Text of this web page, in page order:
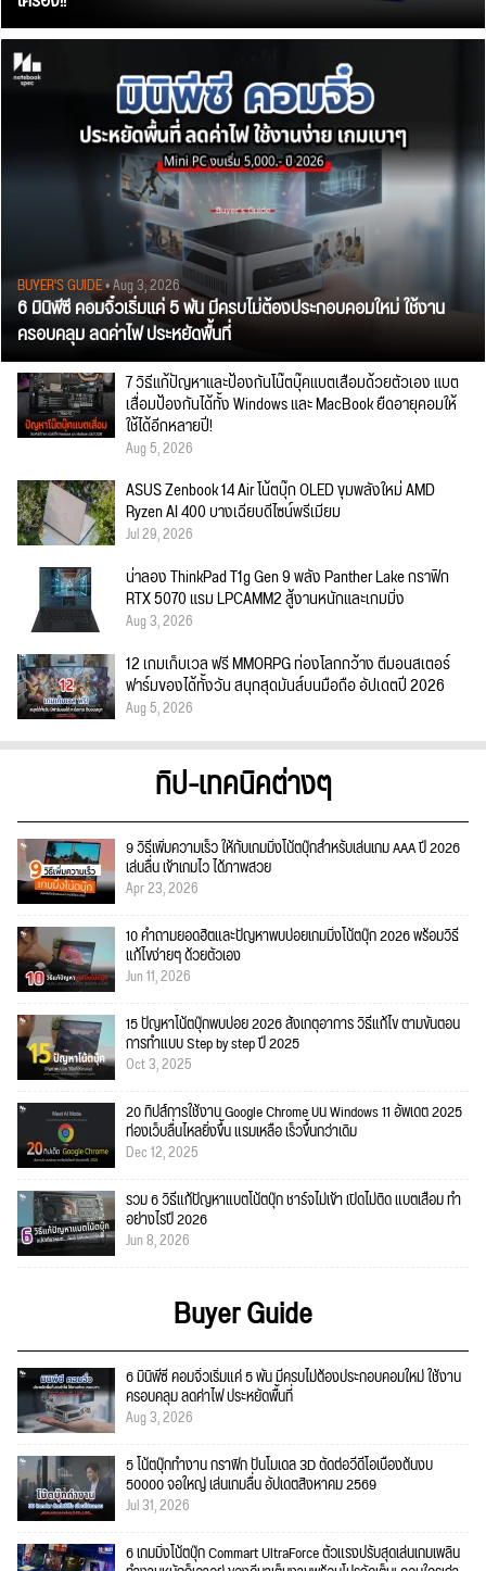
BUYER'S GUIDE• Aug 3, 2026
6 มินิพีซี คอมจิ๋วเริ่มแค่ 5 พัน มีครบไม่ต้องประกอบคอมใหม่ ใช้งาน
ครอบคลุม ลดค่าไฟ ประหยัดพื้นที่
7 วิธีแก้ปัญหาและป้องกันโน๊ตบุ๊คแบตเสื่อมด้วยตัวเอง แบต
เสื่อมป้องกันได้ทั้ง Windows และ MacBook ยืดอายุคอมให้
ใช้ได้อีกหลายปี!
Aug 5, 2026
ASUS Zenbook 14 Air โน้ตบุ๊ก OLED ขุมพลังใหม่ AMD
Ryzen AI 400 บางเฉียบดีไซน์พรีเมียม
Jul 29, 2026
น่าลอง ThinkPad T1g Gen 9 พลัง Panther Lake กราฟิก
RTX 5070 แรม LPCAMM2 สู้งานหนักและเกมมิ่ง
Aug 3, 2026
12 เกมเก็บเวล ฟรี MMORPG ท่องโลกกว้าง ตีมอนสเตอร์
ฟาร์มของได้ทั้งวัน สนุกสุดมันส์บนมือถือ อัปเดตปี 2026
Aug 5, 2026
ทิป-เทคนิคต่างๆ
9 วิธีเพิ่มความเร็ว ให้กับเกมมิ่งโน้ตบุ๊กสำหรับเล่นเกม AAA ปี 2026
เล่นลื่น เข้าเกมไว ได้ภาพสวย
Apr 23, 2026
10 คำถามยอดฮิตและปัญหาพบบ่อยเกมมิ่งโน้ตบุ๊ก 2026 พร้อมวิธี
แก้ไขง่ายๆ ด้วยตัวเอง
Jun 11, 2026
15 ปัญหาโน้ตบุ๊กพบบ่อย 2026 สังเกตุอาการ วิธีแก้ไข ตามขั้นตอน
การทำแบบ Step by step ปี 2025
Oct 3, 2025
20 ทิปส์การใช้งาน Google Chrome บน Windows 11 อัพเดต 2025
ท่องเว็บลื่นไหลยิ่งขึ้น แรมเหลือ เร็วขึ้นกว่าเดิม
Dec 12, 2025
รวม 6 วิธีแก้ปัญหาแบตโน้ตบุ๊ก ชาร์จไม่เข้า เปิดไม่ติด แบตเสื่อม ทำ
อย่างไรปี 2026
Jun 8, 2026
Buyer Guide
6 มินิพีซี คอมจิ๋วเริ่มแค่ 5 พัน มีครบไม่ต้องประกอบคอมใหม่ ใช้งาน
ครอบคลุม ลดค่าไฟ ประหยัดพื้นที่
Aug 3, 2026
5 โน้ตบุ๊กทำงาน กราฟิก ปั้นโมเดล 3D ตัดต่อวีดีโอเบื้องต้นงบ
50000 จอใหญ่ เล่นเกมลื่น อัปเดตสิงหาคม 2569
Jul 31, 2026
6 เกมมิ่งโน้ตบุ๊ก Commart UltraForce ตัวแรงปรับสุดเล่นเกมเพลิน